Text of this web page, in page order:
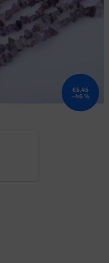
€5,45
–46 %